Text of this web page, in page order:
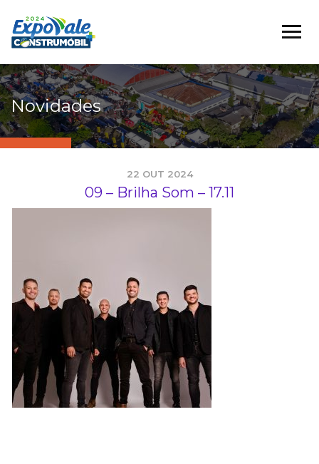
Novidades
22 OUT 2024
09 – Brilha Som – 17.11